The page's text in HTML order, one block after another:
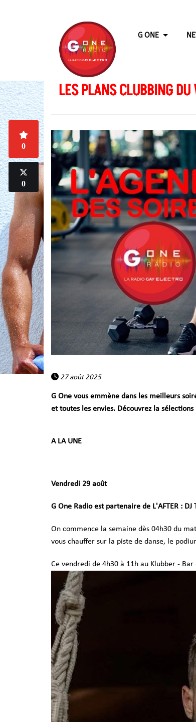
G ONE
LES PLANS CLUBBING
0
0
27 août 2025
G One vous emmène dans les meilleurs
et toutes les envies. Découvrez la sélections
A LA UNE
Vendredi 29 août
G One Radio est partenaire de L'AFTER :
On commence la semaine dès 04h30 du
vous chauffer sur la piste de danse, le
Ce vendredi de 4h30 à 11h au Klubber -